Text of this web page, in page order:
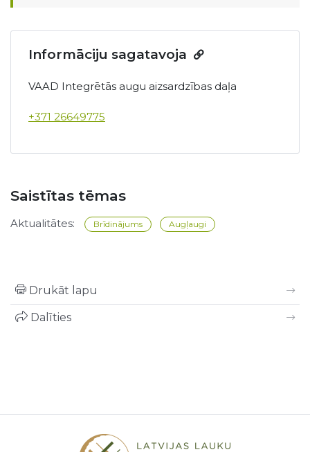
Informāciju sagatavoja
VAAD Integrētās augu aizsardzības daļa
+371 26649775
Saistītas tēmas
Aktualitātes: Brīdinājums Augļaugi
Drukāt lapu
Dalīties